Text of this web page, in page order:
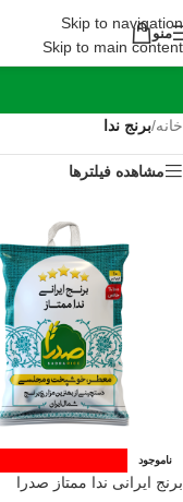
Skip to navigation
Skip to main content
منو
خانه/برنج ندا
مشاهده فیلترها
ناموجود
برنج ایرانی ندا ممتاز صدرا